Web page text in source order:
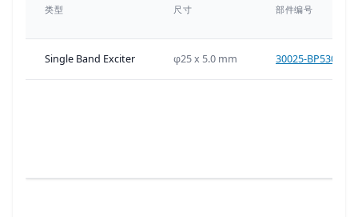
类型 尺寸 部件编号
Single Band Exciter φ25 x 5.0 mm 30025-BP530nm